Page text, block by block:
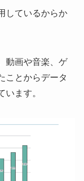
しているからか
動画や音楽、ゲ
ことからデータ
ます。